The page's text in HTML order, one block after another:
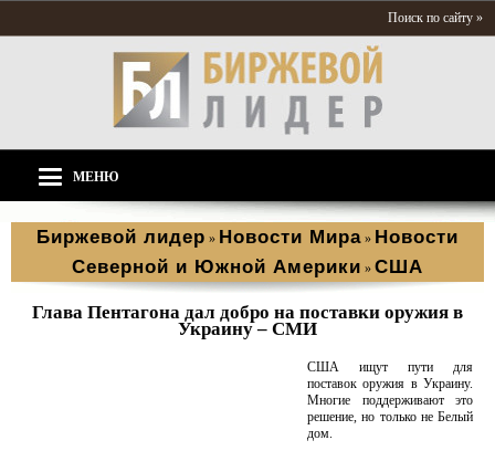
Поиск по сайту »
МЕНЮ
Биржевой лидер » Новости Мира » Новости
Северной и Южной Америки » США
Глава Пентагона дал добро на поставки оружия в
Украину – СМИ
США ищут пути для
поставок оружия в Украину.
Многие поддерживают это
решение, но только не Белый
дом.